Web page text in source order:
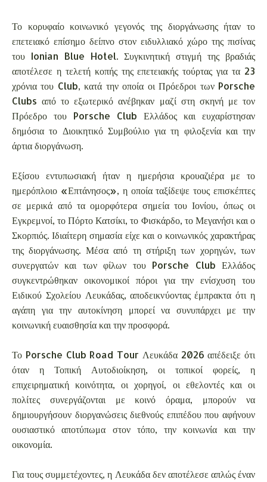
Το κορυφαίο κοινωνικό γεγονός της διοργάνωσης ήταν το
επετειακό επίσημο δείπνο στον ειδυλλιακό χώρο της πισίνας
του Ionian Blue Hotel. Συγκινητική στιγμή της βραδιάς
αποτέλεσε η τελετή κοπής της επετειακής τούρτας για τα 23
χρόνια του Club, κατά την οποία οι Πρόεδροι των Porsche
Clubs από το εξωτερικό ανέβηκαν μαζί στη σκηνή με τον
Πρόεδρο του Porsche Club Ελλάδος και ευχαρίστησαν
δημόσια το Διοικητικό Συμβούλιο για τη φιλοξενία και την
άρτια διοργάνωση.
Εξίσου εντυπωσιακή ήταν η ημερήσια κρουαζιέρα με το
ημερόπλοιο «Επτάνησος», η οποία ταξίδεψε τους επισκέπτες
σε μερικά από τα ομορφότερα σημεία του Ιονίου, όπως οι
Εγκρεμνοί, το Πόρτο Κατσίκι, το Φισκάρδο, το Μεγανήσι και ο
Σκορπιός. Ιδιαίτερη σημασία είχε και ο κοινωνικός χαρακτήρας
της διοργάνωσης. Μέσα από τη στήριξη των χορηγών, των
συνεργατών και των φίλων του Porsche Club Ελλάδος
συγκεντρώθηκαν οικονομικοί πόροι για την ενίσχυση του
Ειδικού Σχολείου Λευκάδας, αποδεικνύοντας έμπρακτα ότι η
αγάπη για την αυτοκίνηση μπορεί να συνυπάρχει με την
κοινωνική ευαισθησία και την προσφορά.
Το Porsche Club Road Tour Λευκάδα 2026 απέδειξε ότι
όταν η Τοπική Αυτοδιοίκηση, οι τοπικοί φορείς, η
επιχειρηματική κοινότητα, οι χορηγοί, οι εθελοντές και οι
πολίτες συνεργάζονται με κοινό όραμα, μπορούν να
δημιουργήσουν διοργανώσεις διεθνούς επιπέδου που αφήνουν
ουσιαστικό αποτύπωμα στον τόπο, την κοινωνία και την
οικονομία.
Για τους συμμετέχοντες, η Λευκάδα δεν αποτέλεσε απλώς έναν